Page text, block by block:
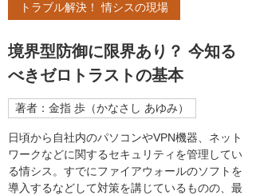
トラブル解決！ 情シスの現場
境界型防御に限界あり？ 今知る
べきゼロトラストの基本
著者：金指 歩（かなさし あゆみ）
日頃から自社内のパソコンやVPN機器、ネット
ワークなどに関するセキュリティを管理してい
る情シス。すでにファイアウォールのソフトを
導入するなどして対策を講じているものの、最